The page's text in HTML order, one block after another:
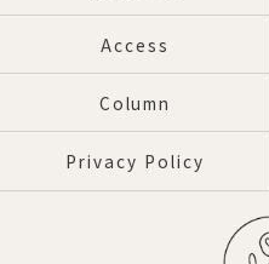
Access
Column
Privacy Policy